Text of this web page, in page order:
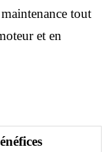
tout
et en